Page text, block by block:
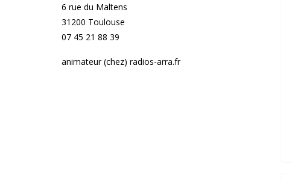
6 rue du Maltens
31200 Toulouse
07 45 21 88 39
animateur (chez) radios-arra.fr